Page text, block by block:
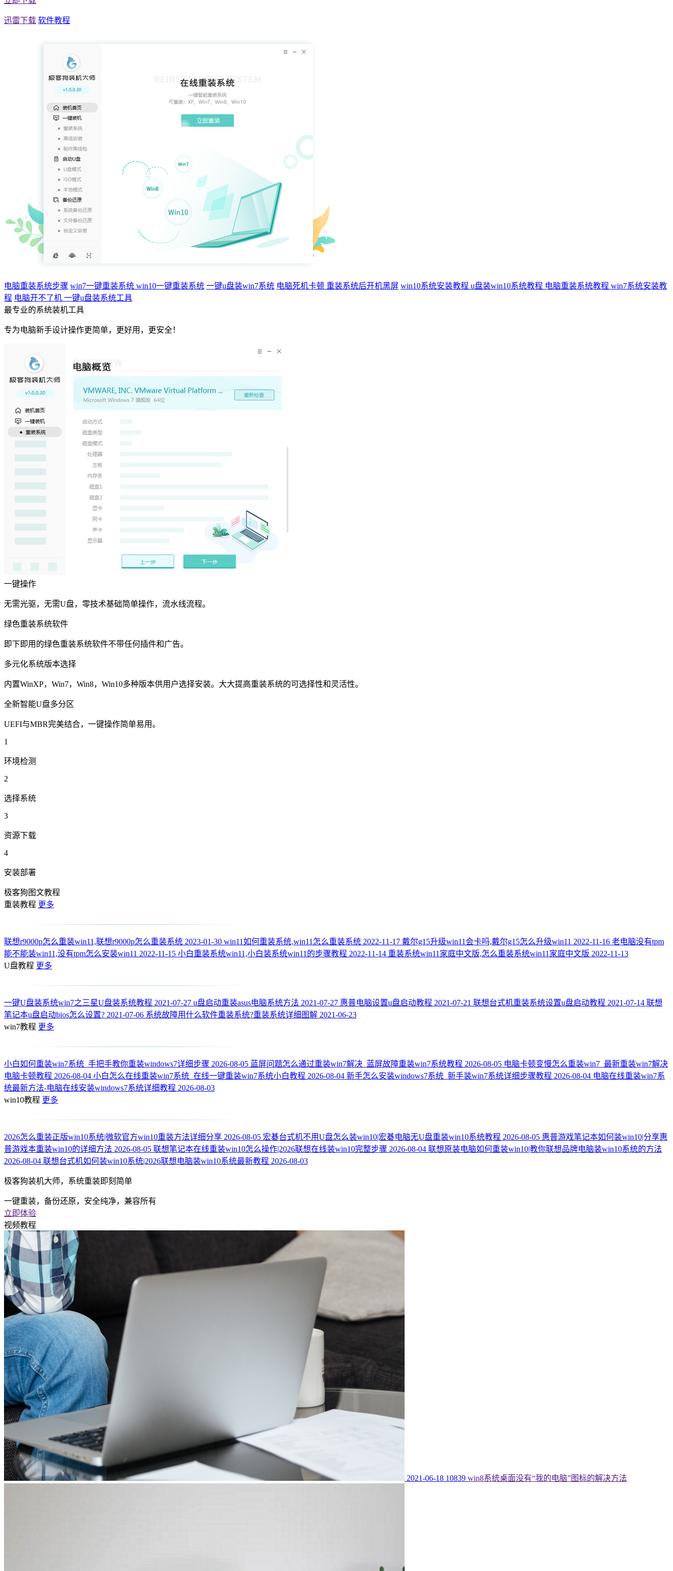
迅雷下载 软件教程
电脑重装系统步骤 win7一键重装系统 win10一键重装系统 一键u盘装win7系统 电脑死机卡顿 重装系统后开机黑屏 win10系统安装教程 u盘装win10系统教程 电脑重装系统教程 win7系统安装教
程 电脑开不了机 一键u盘装系统工具
最专业的系统装机工具
专为电脑新手设计操作更简单，更好用，更安全！
一键操作
无需光驱，无需U盘，零技术基础简单操作，流水线流程。
绿色重装系统软件
即下即用的绿色重装系统软件不带任何插件和广告。
多元化系统版本选择
内置WinXP，Win7，Win8，Win10多种版本供用户选择安装。大大提高重装系统的可选择性和灵活性。
全新智能U盘多分区
UEFI与MBR完美结合，一键操作简单易用。
1
环境检测
2
选择系统
3
资源下载
4
安装部署
极客狗图文教程
重装教程 更多
联想r9000p怎么重装win11,联想r9000p怎么重装系统 2023-01-30 win11如何重装系统,win11怎么重装系统 2022-11-17 戴尔g15升级win11会卡吗,戴尔g15怎么升级win11 2022-11-16 老电脑没有tpm
能不能装win11,没有tpm怎么安装win11 2022-11-15 小白重装系统win11,小白装系统win11的步骤教程 2022-11-14 重装系统win11家庭中文版,怎么重装系统win11家庭中文版 2022-11-13
U盘教程 更多
一键U盘装系统win7之三星U盘装系统教程 2021-07-27 u盘启动重装asus电脑系统方法 2021-07-27 惠普电脑设置u盘启动教程 2021-07-21 联想台式机重装系统设置u盘启动教程 2021-07-14 联想
笔记本u盘启动bios怎么设置? 2021-07-06 系统故障用什么软件重装系统?重装系统详细图解 2021-06-23
win7教程 更多
小白如何重装win7系统_手把手教你重装windows7详细步骤 2026-08-05 蓝屏问题怎么通过重装win7解决_蓝屏故障重装win7系统教程 2026-08-05 电脑卡顿变慢怎么重装win7_最新重装win7解决
电脑卡顿教程 2026-08-04 小白怎么在线重装win7系统_在线一键重装win7系统小白教程 2026-08-04 新手怎么安装windows7系统_新手装win7系统详细步骤教程 2026-08-04 电脑在线重装win7系
统最新方法-电脑在线安装windows7系统详细教程 2026-08-03
win10教程 更多
2026怎么重装正版win10系统|微软官方win10重装方法详细分享 2026-08-05 宏碁台式机不用U盘怎么装win10|宏碁电脑无U盘重装win10系统教程 2026-08-05 惠普游戏笔记本如何装win10|分享惠
普游戏本重装win10的详细方法 2026-08-05 联想笔记本在线重装win10怎么操作|2026联想在线装win10完整步骤 2026-08-04 联想原装电脑如何重装win10|教你联想品牌电脑装win10系统的方法
2026-08-04 联想台式机如何装win10系统|2026联想电脑装win10系统最新教程 2026-08-03
极客狗装机大师，系统重装即刻简单
一键重装，备份还原，安全纯净，兼容所有
立即体验
视频教程
2021-06-18 10839 win8系统桌面没有“我的电脑”图标的解决方法